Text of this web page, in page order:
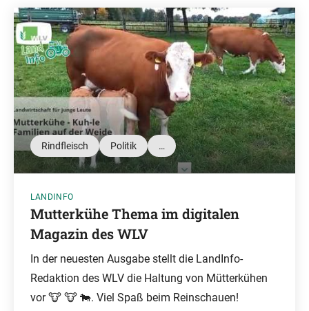
Rindfleisch Politik …
LANDINFO
Mutterkühe Thema im digitalen
Magazin des WLV
In der neuesten Ausgabe stellt die LandInfo-
Redaktion des WLV die Haltung von Mütterkühen
vor 🐮 🐮 🐄. Viel Spaß beim Reinschauen!